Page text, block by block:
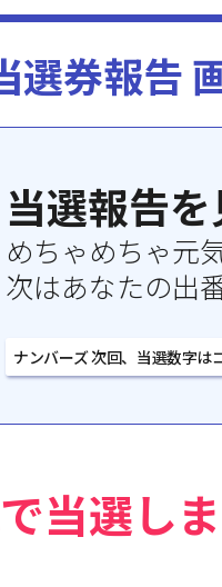
選券報告
当選報告を
めちゃめちゃ元
次はあなたの出
ナンバーズ 次回、当選数字は
当選し